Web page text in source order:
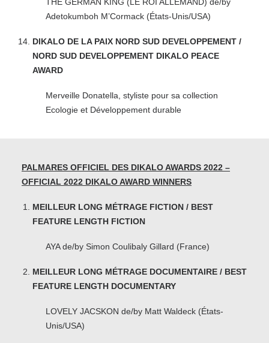
Adetokumboh M’Cormack (États-Unis/USA)
DIKALO DE LA PAIX NORD SUD DEVELOPPEMENT /
NORD SUD DEVELOPPEMENT DIKALO PEACE
AWARD
Merveille Donatella, styliste pour sa collection
Ecologie et Développement durable
PALMARES OFFICIEL DES DIKALO AWARDS 2022 –
OFFICIAL 2022 DIKALO AWARD WINNERS
MEILLEUR LONG MÉTRAGE FICTION / BEST
FEATURE LENGTH FICTION
AYA de/by Simon Coulibaly Gillard (France)
MEILLEUR LONG MÉTRAGE DOCUMENTAIRE / BEST
FEATURE LENGTH DOCUMENTARY
LOVELY JACSKON de/by Matt Waldeck (États-
Unis/USA)